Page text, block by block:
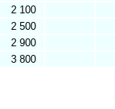
2 100
2 500
2 900
3 800